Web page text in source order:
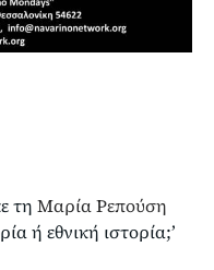
τη Μαρία Ρεπούση
ή εθνική ιστορία;’